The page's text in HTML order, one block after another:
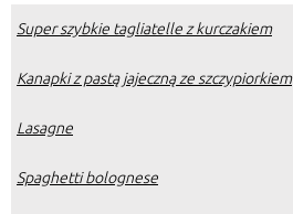
Super szybkie tagliatelle z kurczakiem
Kanapki z pastą jajeczną ze szczypiorkiem
Lasagne
Spaghetti bolognese